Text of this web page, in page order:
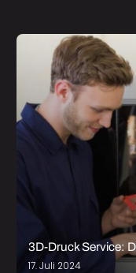
3D-Druck Service:
17. Juli 2024